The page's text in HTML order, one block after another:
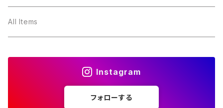
３月・アクアマリン
～10000円
All Items
Instagram
フォローする